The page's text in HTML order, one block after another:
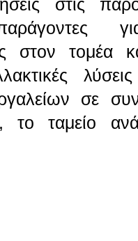
στις
στον
σε
το ταμείο